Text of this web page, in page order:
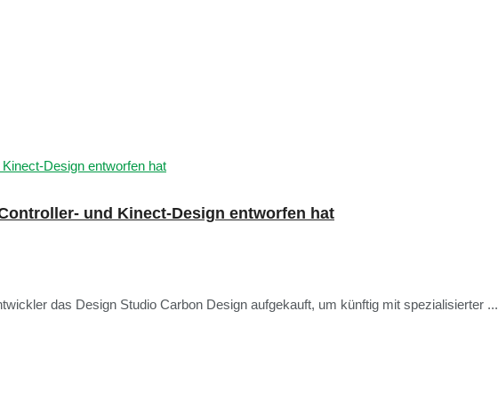
und Kinect-Design entworfen hat
das Design Studio Carbon Design aufgekauft, um künftig mit spezialisierter ...